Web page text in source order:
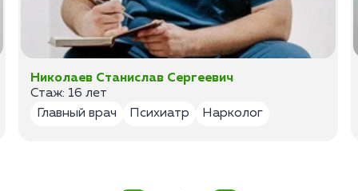
Николаев Станислав Сергеевич
Стаж: 16 лет
Главный врач
Психиатр Нарколог